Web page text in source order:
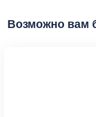
Возможно вам